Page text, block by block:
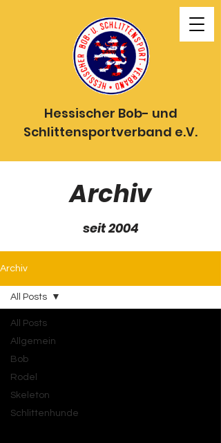
Hessischer Bob- und
Schlittensportverband e.V.
Archiv
seit 2004
Archiv
All Posts
Allgemein
Bob
Rodel
Skeleton
Schlittenhunde
All Posts